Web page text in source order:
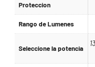
Proteccion
Rango de Lumenes
Seleccione la potencia